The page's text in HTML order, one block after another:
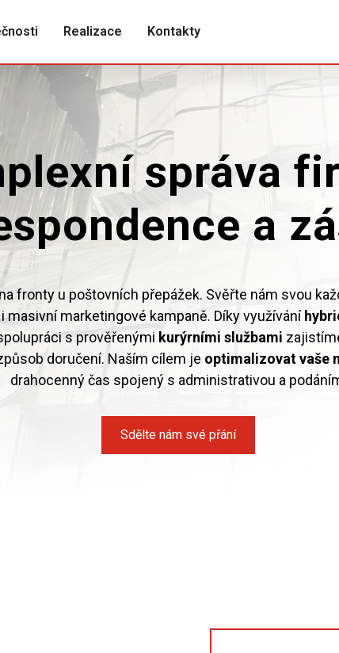
Realizace Kontakty
správa
a
fronty u poštovních přepážek. Svěřte nám svou
masivní marketingové kampaně. Díky využívání
s prověřenými kurýrními službami
doručení. Naším cílem je optimalizovat vaše
drahocenný čas spojený s administrativou a
Sdělte nám své přání